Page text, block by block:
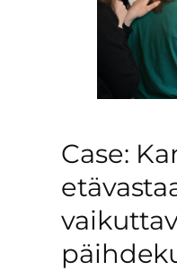
Case: